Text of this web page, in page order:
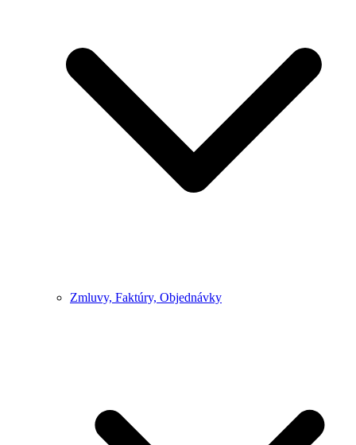
Zmluvy, Faktúry, Objednávky